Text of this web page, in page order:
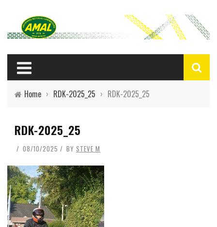
Home › RDK-2025_25 › RDK-2025_25
RDK-2025_25
08/10/2025 BY STEVE M